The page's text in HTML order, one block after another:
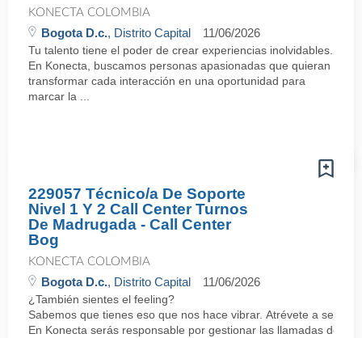
KONECTA COLOMBIA
Bogota D.c., Distrito Capital 11/06/2026
Tu talento tiene el poder de crear experiencias inolvidables.
En Konecta, buscamos personas apasionadas que quieran
transformar cada interacción en una oportunidad para
marcar la ...
229057 Técnico/a De Soporte
Nivel 1 Y 2 Call Center Turnos
De Madrugada - Call Center
Bog
KONECTA COLOMBIA
Bogota D.c., Distrito Capital 11/06/2026
¿También sientes el feeling?
Sabemos que tienes eso que nos hace vibrar. Atrévete a ser
En Konecta serás responsable por gestionar las llamadas de